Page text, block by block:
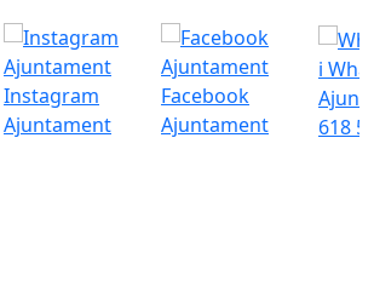
Instagram
Ajuntament
Facebook
Ajuntament
i
618